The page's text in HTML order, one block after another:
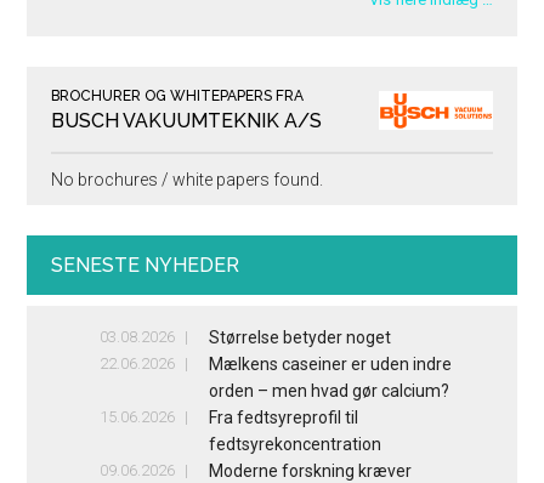
BROCHURER OG WHITEPAPERS FRA
BUSCH VAKUUMTEKNIK A/S
No brochures / white papers found.
SENESTE NYHEDER
03.08.2026 Størrelse betyder noget
22.06.2026
Mælkens caseiner er uden indre
orden – men hvad gør calcium?
15.06.2026
Fra fedtsyreprofil til
fedtsyrekoncentration
09.06.2026
Moderne forskning kræver